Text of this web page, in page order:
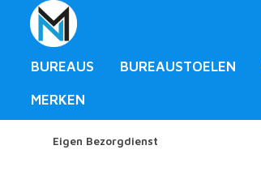
BUREAUS BUREAUSTOELEN
MERKEN
Eigen Bezorgdienst